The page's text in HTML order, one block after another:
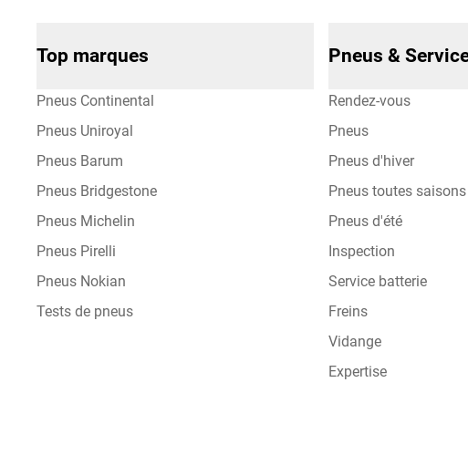
Top marques
Pneus Continental
Pneus Uniroyal
Pneus Barum
Pneus Bridgestone
Pneus Michelin
Pneus Pirelli
Pneus Nokian
Tests de pneus
Pneus &
Rendez-vous
Pneus
Pneus d'hiver
Pneus toutes saisons
Pneus d'été
Inspection
Service batterie
Freins
Vidange
Expertise